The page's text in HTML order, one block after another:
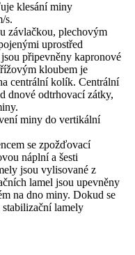
klesání miny
s.
závlačkou, plechovým
uprostřed
připevněny kapronové
kloubem je
centrální kolík. Centrální
dnové odtrhovací zátky,
miny do vertikální
se zpožďovací
náplní a šesti
jsou vylisované z
lamel jsou upevněny
na dno miny. Dokud se
lamely